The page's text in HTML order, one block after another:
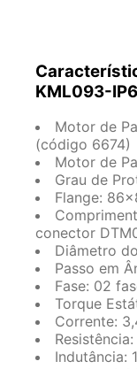
KML093-
Motor de
(código 6674)
Motor de
Grau de
Flange:
conector
Diâmetro
Passo em
Fase: 02
Torque
Corrente:
Resistência:
Indutância: